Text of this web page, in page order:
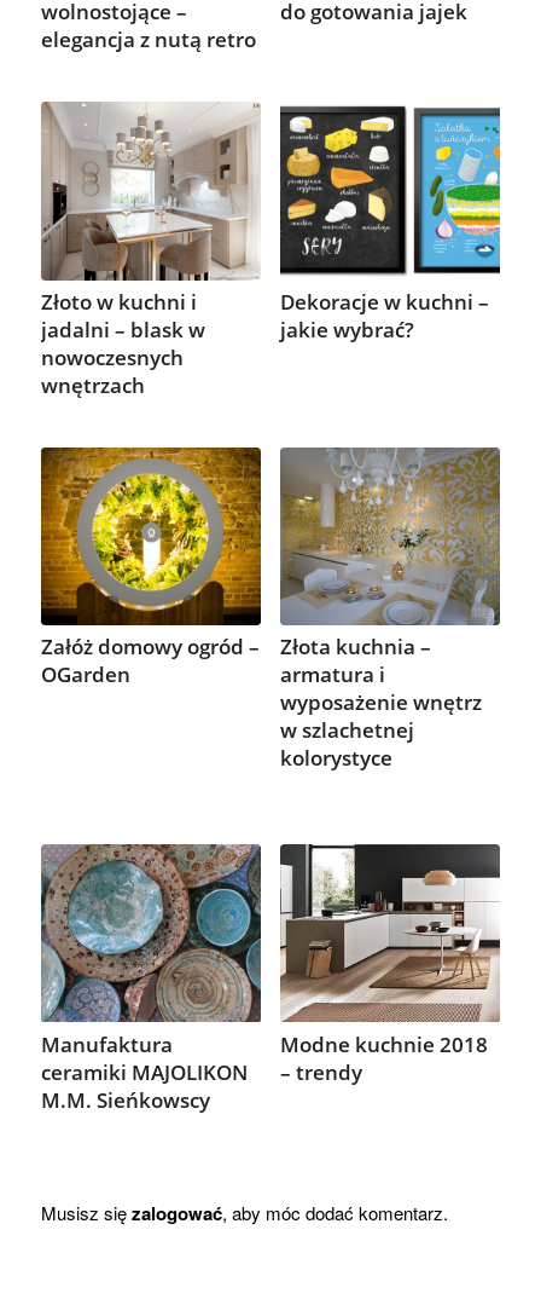
wolnostojące –
elegancja z nutą retro
do gotowania jajek
Złoto w kuchni i
jadalni – blask w
nowoczesnych
wnętrzach
Dekoracje w kuchni –
jakie wybrać?
Załóż domowy ogród –
OGarden
Złota kuchnia –
armatura i
wyposażenie wnętrz
w szlachetnej
kolorystyce
Manufaktura
ceramiki MAJOLIKON
M.M. Sieńkowscy
Modne kuchnie 2018
– trendy
Musisz sięzalogować, aby móc dodać komentarz.